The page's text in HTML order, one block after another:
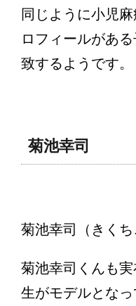
同じように小児
ロフィールがあ
致するようです。
菊池幸司
菊池幸司（きく
菊池幸司くんも
生がモデルとなっ